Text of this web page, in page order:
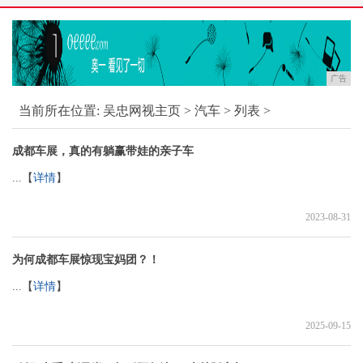
广告
当前所在位置: 吴忠网视主页 > 汽车 > 列表 >
成都车展，真的有躺赢带娃的亲子车
...【详情】
2023-08-31
为何成都车展惊现宝妈团？！
...【详情】
2025-09-15